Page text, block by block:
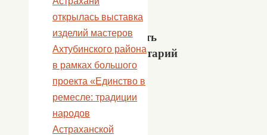
Добавить
комментарий
Ваш
адрес
не
открылась выставка
изделий мастеров
Ахтубинского района
в рамках большого
проекта «Единство в
ремесле: традиции
народов
Астраханской